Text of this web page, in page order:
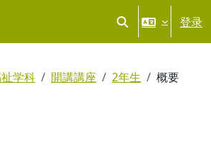
切换搜索输入登录
学科 開講講座 2年生 概要